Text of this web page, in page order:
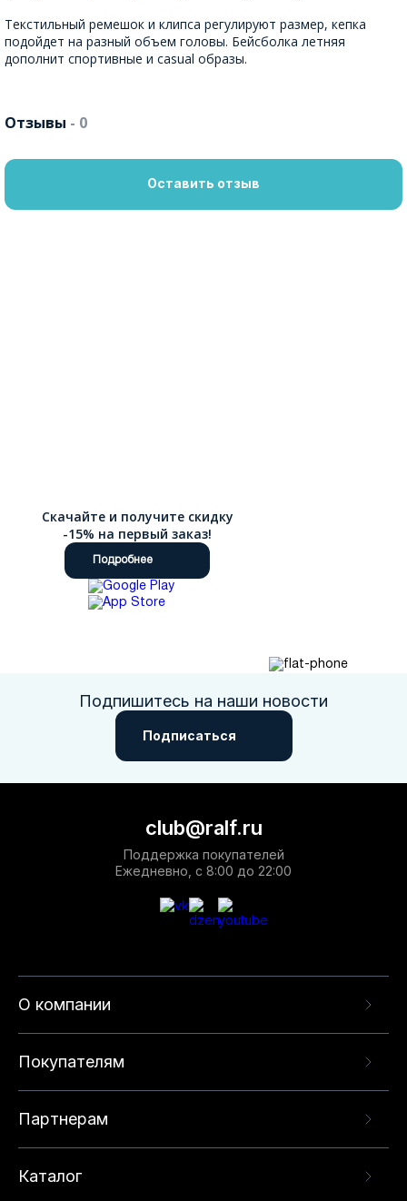
Текстильный ремешок и клипса регулируют размер, кепка
подойдет на разный объем головы. Бейсболка летняя
дополнит спортивные и casual образы.
Отзывы - 0
Оставить отзыв
Скачайте и получите скидку
-15% на первый заказ!
Подробнее
Подпишитесь на наши новости
Подписаться
О компании
Покупателям
Партнерам
Каталог
club@ralf.ru
Поддержка покупателей
Ежедневно, с 8:00 до 22:00